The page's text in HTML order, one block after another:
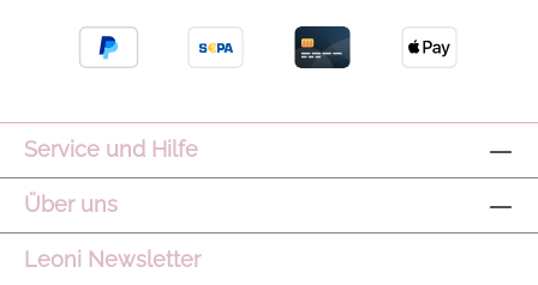
Service und Hilfe
Über uns
Leoni Newsletter